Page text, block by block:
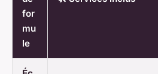
for
mu
le